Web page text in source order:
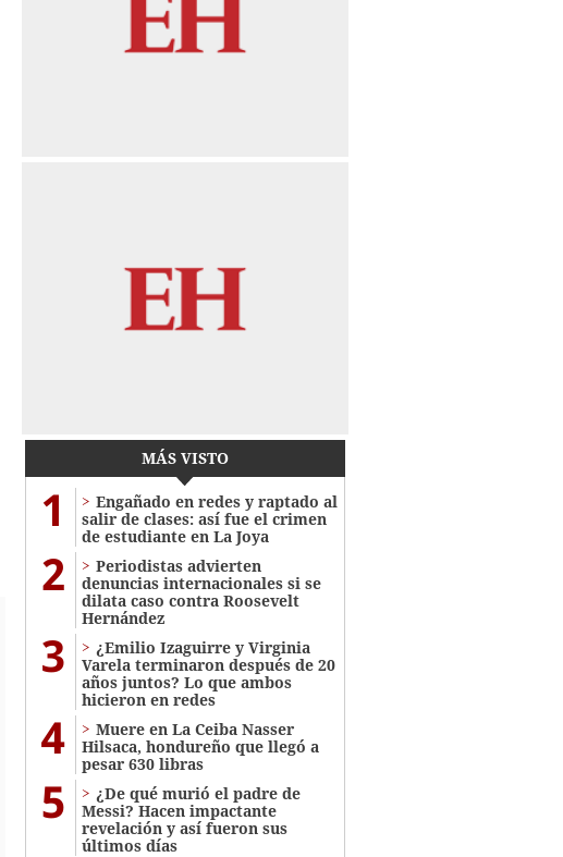
MÁS VISTO
1
Engañado en redes y raptado al
salir de clases: así fue el crimen
de estudiante en La Joya
2
Periodistas advierten
denuncias internacionales si se
dilata caso contra Roosevelt
Hernández
3
¿Emilio Izaguirre y Virginia
Varela terminaron después de 20
años juntos? Lo que ambos
hicieron en redes
4
Muere en La Ceiba Nasser
Hilsaca, hondureño que llegó a
pesar 630 libras
5
¿De qué murió el padre de
Messi? Hacen impactante
revelación y así fueron sus
últimos días